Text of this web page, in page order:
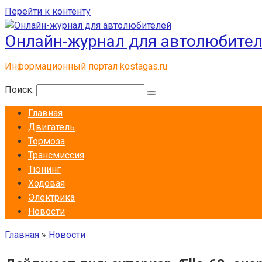
Перейти к контенту
Онлайн-журнал для
Информационный портал kostagas.ru
Поиск:
Главная
Двигатель
Тормоза
Трансмиссия
Тюнинг
Ходовая
Электрика
Новости
Главная » Новости